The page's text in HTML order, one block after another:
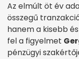
Az elmúlt öt év
összegű
hanem a kisebb
fel a figyelmet
pénzügyi